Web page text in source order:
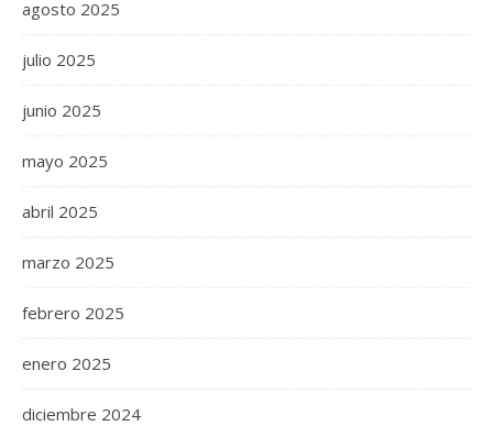
agosto 2025
julio 2025
junio 2025
mayo 2025
abril 2025
marzo 2025
febrero 2025
enero 2025
diciembre 2024